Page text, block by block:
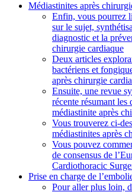
Médiastinites après
Enfin, vous pourrez
sur le sujet,
diagnostic et la
chirurgie cardiaque
Deux articles
bactériens et
après chirurgie
Ensuite, une revue
récente résumant les
médiastinite après
Vous trouverez ci-
médiastinites après
Vous pouvez
de consensus de
Cardiothoracic
Prise en charge de
Pour aller plus loin,